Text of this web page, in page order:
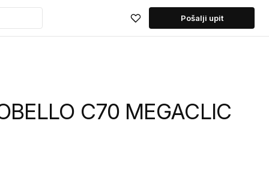
Pošalji upit
C70 MEGACLIC